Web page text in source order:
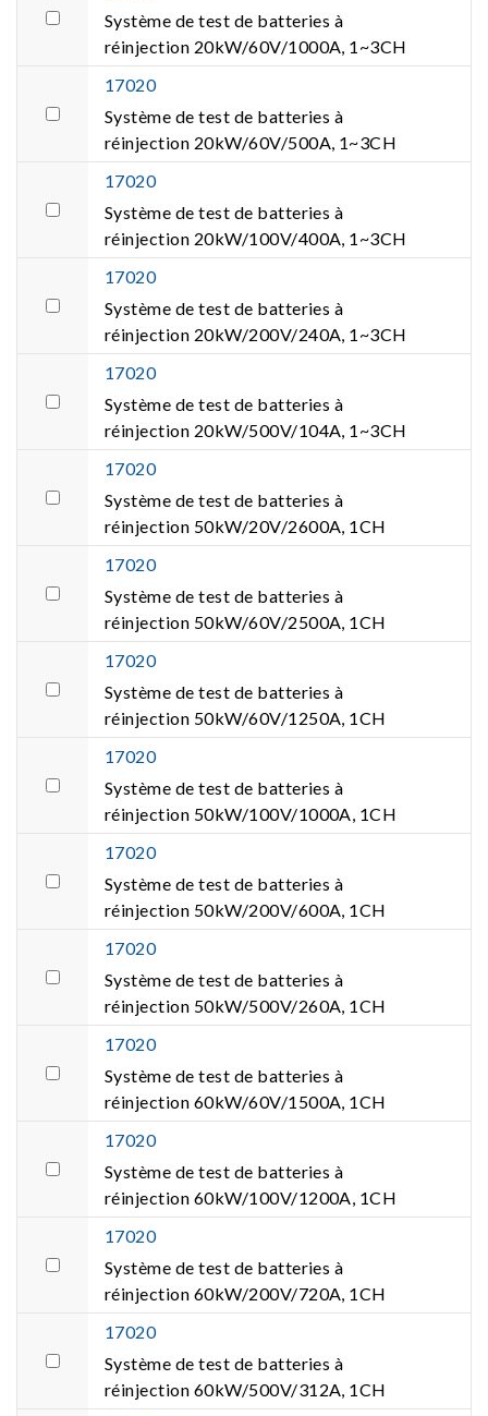
Système de test de batteries à
réinjection 20kW/60V/1000A, 1~3CH
17020
Système de test de batteries à
réinjection 20kW/60V/500A, 1~3CH
17020
Système de test de batteries à
réinjection 20kW/100V/400A, 1~3CH
17020
Système de test de batteries à
réinjection 20kW/200V/240A, 1~3CH
17020
Système de test de batteries à
réinjection 20kW/500V/104A, 1~3CH
17020
Système de test de batteries à
réinjection 50kW/20V/2600A, 1CH
17020
Système de test de batteries à
réinjection 50kW/60V/2500A, 1CH
17020
Système de test de batteries à
réinjection 50kW/60V/1250A, 1CH
17020
Système de test de batteries à
réinjection 50kW/100V/1000A, 1CH
17020
Système de test de batteries à
réinjection 50kW/200V/600A, 1CH
17020
Système de test de batteries à
réinjection 50kW/500V/260A, 1CH
17020
Système de test de batteries à
réinjection 60kW/60V/1500A, 1CH
17020
Système de test de batteries à
réinjection 60kW/100V/1200A, 1CH
17020
Système de test de batteries à
réinjection 60kW/200V/720A, 1CH
17020
Système de test de batteries à
réinjection 60kW/500V/312A, 1CH